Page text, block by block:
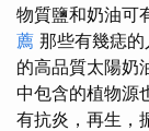
物質鹽和奶油可
薦 那些有幾痣
的高品質太陽奶
中包含的植物源
有抗炎，再生，